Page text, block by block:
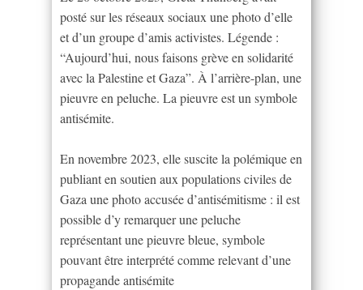
posté sur les réseaux sociaux une photo d’elle
et d’un groupe d’amis activistes. Légende :
“Aujourd’hui, nous faisons grève en solidarité
avec la Palestine et Gaza”. À l’arrière-plan, une
pieuvre en peluche. La pieuvre est un symbole
antisémite.
En novembre 2023, elle suscite la polémique en
publiant en soutien aux populations civiles de
Gaza une photo accusée d’antisémitisme : il est
possible d’y remarquer une peluche
représentant une pieuvre bleue, symbole
pouvant être interprété comme relevant d’une
propagande antisémite